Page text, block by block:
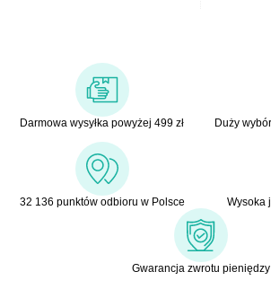
Darmowa wysyłka powyżej 499 zł
Duży
32 136 punktów odbioru w Polsce Wysoka
Gwarancja zwrotu pieniędzy